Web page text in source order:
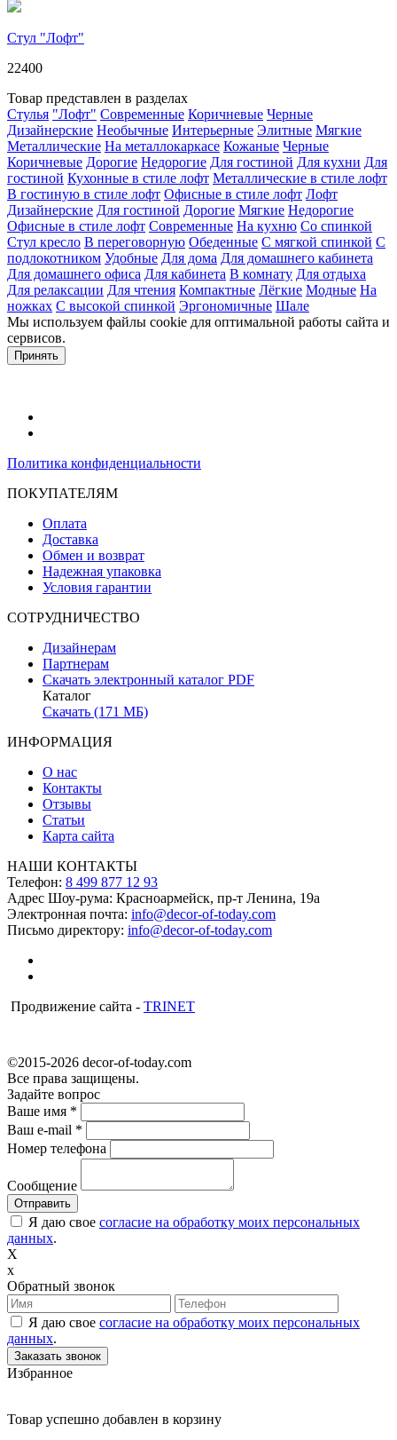
Стул "Лофт"
22400
Товар представлен в разделах
Стулья "Лофт" Современные Коричневые Черные
Дизайнерские Необычные Интерьерные Элитные Мягкие
Металлические На металлокаркасе Кожаные Черные
Коричневые Дорогие Недорогие Для гостиной Для кухни Для
гостиной Кухонные в стиле лофт Металлические в стиле лофт
В гостиную в стиле лофт Офисные в стиле лофт Лофт
Дизайнерские Для гостиной Дорогие Мягкие Недорогие
Офисные в стиле лофт Современные На кухню Со спинкой
Стул кресло В переговорную Обеденные С мягкой спинкой С
подлокотником Удобные Для дома Для домашнего кабинета
Для домашнего офиса Для кабинета В комнату Для отдыха
Для релаксации Для чтения Компактные Лёгкие Модные На
ножках С высокой спинкой Эргономичные Шале
Мы используем файлы cookie для оптимальной работы сайта и
сервисов.
Принять
Политика конфиденциальности
ПОКУПАТЕЛЯМ
Оплата
Доставка
Обмен и возврат
Надежная упаковка
Условия гарантии
СОТРУДНИЧЕСТВО
Дизайнерам
Партнерам
Скачать электронный каталог PDF
Каталог
Скачать (171 МБ)
ИНФОРМАЦИЯ
О нас
Контакты
Отзывы
Статьи
Карта сайта
НАШИ КОНТАКТЫ
Телефон: 8 499 877 12 93
Адрес Шоу-рума: Красноармейск, пр-т Ленина, 19а
Электронная почта: info@decor-of-today.com
Письмо директору: info@decor-of-today.com
Продвижение сайта - TRINET
©2015-2026 decor-of-today.com
Все права защищены.
Задайте вопрос
Ваше имя *
Ваш e-mail *
Номер телефона
Сообщение
Я даю свое согласие на обработку моих персональных
данных.
X
x
Обратный звонок
Я даю свое согласие на обработку моих персональных
данных.
Избранное
Товар успешно добавлен в корзину